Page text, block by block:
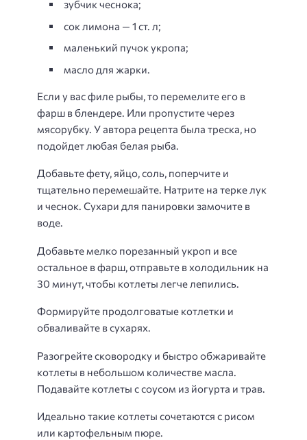
зубчик чеснока;
сок лимона — 1 ст. л;
маленький пучок укропа;
масло для жарки.
Если у вас филе рыбы, то перемелите его в
фарш в блендере. Или пропустите через
мясорубку. У автора рецепта была треска, но
подойдет любая белая рыба.
Добавьте фету, яйцо, соль, поперчите и
тщательно перемешайте. Натрите на терке лук
и чеснок. Сухари для панировки замочите в
воде.
Добавьте мелко порезанный укроп и все
остальное в фарш, отправьте в холодильник на
30 минут, чтобы котлеты легче лепились.
Формируйте продолговатые котлетки и
обваливайте в сухарях.
Разогрейте сковородку и быстро обжаривайте
котлеты в небольшом количестве масла.
Подавайте котлеты с соусом из йогурта и трав.
Идеально такие котлеты сочетаются с рисом
или картофельным пюре.